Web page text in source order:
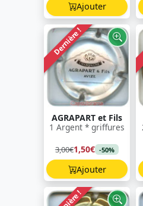
Ajouter
Dernière !
AGRAPART et Fils
1 Argent * griffures
3,00€1,50€ -50%
Ajouter